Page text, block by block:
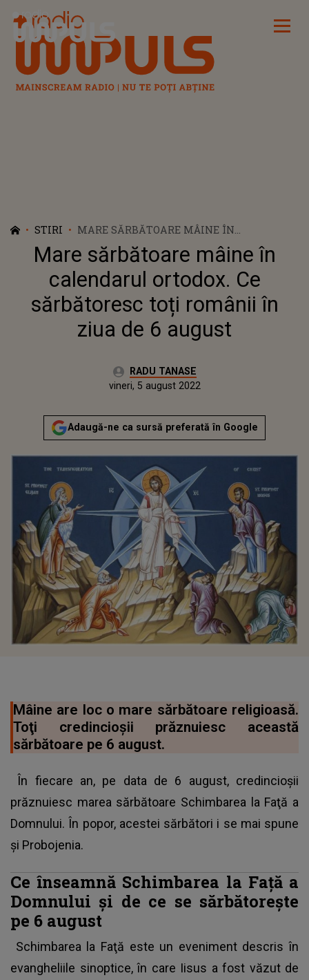
Radio Impuls
STIRI
MARE SĂRBĂTOARE MÂINE ÎN
CALENDARUL ORTODOX. CE SĂRBĂTORESC
TOȚI ROMÂNII ÎN ZIUA DE 6 AUGUST
Mare sărbătoare mâine în
calendarul ortodox. Ce
sărbătoresc toți românii în
ziua de 6 august
Autor:RADU TANASE
Actualizat:
vineri, 5 august 2022
Adaugă-ne ca sursă preferată în Google
Mâine are loc o mare sărbătoare religioasă.
Toţi credincioşii prăznuiesc această
sărbătoare pe 6 august.
În fiecare an, pe data de 6 august, credincioşii
prăznuiesc marea sărbătoare Schimbarea la Faţă a
Domnului. În popor, acestei sărbători i se mai spune
şi Probojenia.
Ce înseamnă Schimbarea la Faţă a
Domnului şi de ce se sărbătoreşte
pe 6 august
Schimbarea la Faţă este un eveniment descris în
evangheliile sinoptice, în care Iisus a fost văzut de